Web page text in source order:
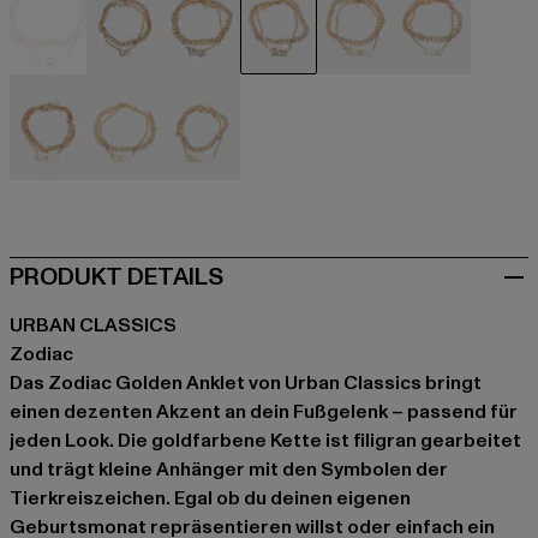
PRODUKT DETAILS
URBAN CLASSICS
Zodiac
Das Zodiac Golden Anklet von Urban Classics bringt
einen dezenten Akzent an dein Fußgelenk – passend für
jeden Look. Die goldfarbene Kette ist filigran gearbeitet
und trägt kleine Anhänger mit den Symbolen der
Tierkreiszeichen. Egal ob du deinen eigenen
Geburtsmonat repräsentieren willst oder einfach ein